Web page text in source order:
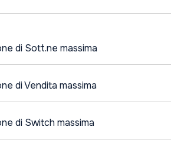
di Sott.ne massima
di Vendita massima
di Switch massima